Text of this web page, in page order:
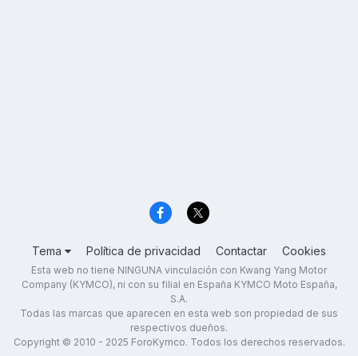
Tema Política de privacidad Contactar Cookies
Esta web no tiene NINGUNA vinculación con Kwang Yang Motor
Company (KYMCO), ni con su filial en España KYMCO Moto España,
S.A.
Todas las marcas que aparecen en esta web son propiedad de sus
respectivos dueños.
Copyright © 2010 - 2025 ForoKymco. Todos los derechos reservados.